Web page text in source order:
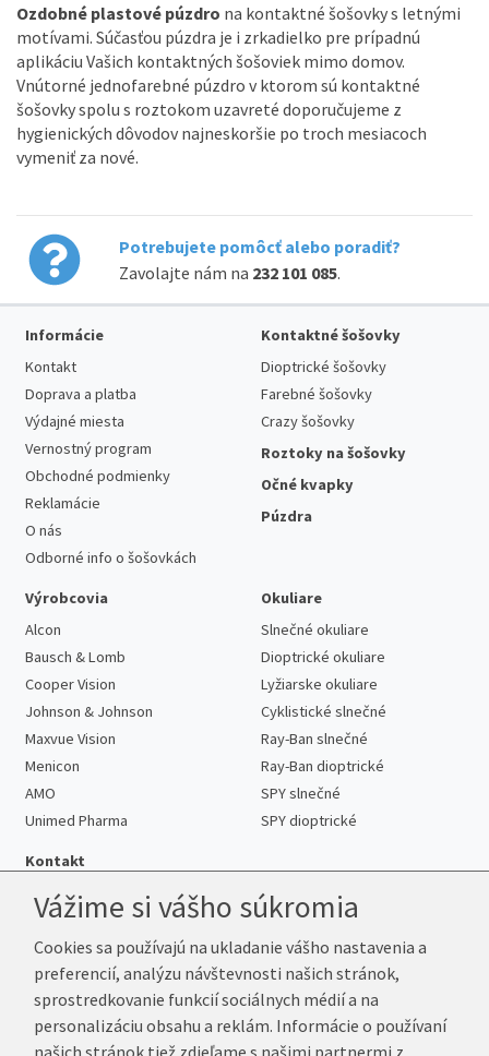
Ozdobné plastové púzdro na kontaktné šošovky s letnými
motívami. Súčasťou púzdra je i zrkadielko pre prípadnú
aplikáciu Vašich kontaktných šošoviek mimo domov.
Vnútorné jednofarebné púzdro v ktorom sú kontaktné
šošovky spolu s roztokom uzavreté doporučujeme z
hygienických dôvodov najneskoršie po troch mesiacoch
vymeniť za nové.
Potrebujete pomôcť alebo poradiť?
Zavolajte nám na 232 101 085.
Informácie
Kontakt
Doprava a platba
Výdajné miesta
Vernostný program
Obchodné podmienky
Reklamácie
O nás
Odborné info o šošovkách
Kontaktné šošovky
Dioptrické šošovky
Farebné šošovky
Crazy šošovky
Roztoky na šošovky
Očné kvapky
Púzdra
Výrobcovia
Alcon
Bausch & Lomb
Cooper Vision
Johnson & Johnson
Maxvue Vision
Menicon
AMO
Unimed Pharma
Okuliare
Slnečné okuliare
Dioptrické okuliare
Lyžiarske okuliare
Cyklistické slnečné
Ray-Ban slnečné
Ray-Ban dioptrické
SPY slnečné
SPY dioptrické
Kontakt
Telefón:+421 222 205 863
E-mail:info@kup-sosovky.sk
Reklamačná adresa
Andrea Votavová
Vážime si vášho súkromia
Cookies sa používajú na ukladanie vášho nastavenia a
preferencií, analýzu návštevnosti našich stránok,
sprostredkovanie funkcií sociálnych médií a na
personalizáciu obsahu a reklám. Informácie o používaní
našich stránok tiež zdieľame s našimi partnermi z